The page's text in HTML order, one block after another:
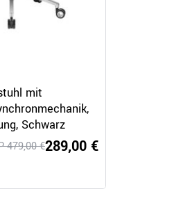
NOELLE, NORTH CAPE,
mit
Schwarz
289,00 €
479,00 €